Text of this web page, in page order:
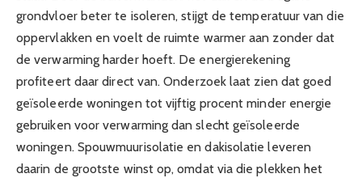
grondvloer beter te isoleren, stijgt de temperatuur van die
oppervlakken en voelt de ruimte warmer aan zonder dat
de verwarming harder hoeft. De energierekening
profiteert daar direct van. Onderzoek laat zien dat goed
geïsoleerde woningen tot vijftig procent minder energie
gebruiken voor verwarming dan slecht geïsoleerde
woningen. Spouwmuurisolatie en dakisolatie leveren
daarin de grootste winst op, omdat via die plekken het